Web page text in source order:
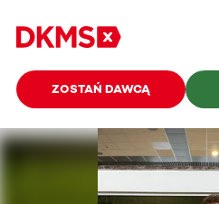
ZOSTAŃ DAWCĄ